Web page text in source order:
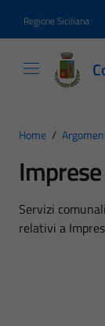
Regione Siciliana
Home /
Imprese
Servizi
relativi a